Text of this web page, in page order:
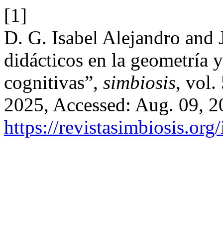
[1]
D. G. Isabel Alejandro and
didácticos en la geometría
cognitivas”, simbiosis, vol.
2025, Accessed: Aug. 09,
https://